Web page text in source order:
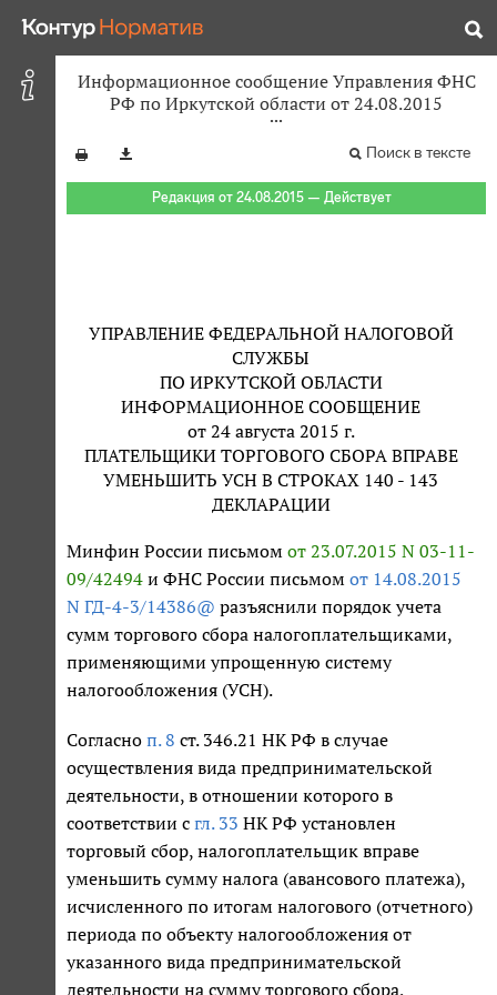
Информационное сообщение Управления ФНС
РФ по Иркутской области от 24.08.2015
Поиск в тексте
Редакция от 24.08.2015 — Действует
УПРАВЛЕНИЕ ФЕДЕРАЛЬНОЙ НАЛОГОВОЙ
СЛУЖБЫ
ПО ИРКУТСКОЙ ОБЛАСТИ
ИНФОРМАЦИОННОЕ СООБЩЕНИЕ
от 24 августа 2015 г.
ПЛАТЕЛЬЩИКИ ТОРГОВОГО СБОРА ВПРАВЕ
УМЕНЬШИТЬ УСН В СТРОКАХ 140 - 143
ДЕКЛАРАЦИИ
Минфин России письмом от 23.07.2015 N 03-11-
09/42494 и ФНС России письмом от 14.08.2015
N ГД-4-3/14386@ разъяснили порядок учета
сумм торгового сбора налогоплательщиками,
применяющими упрощенную систему
налогообложения (УСН).
Согласно п. 8 ст. 346.21 НК РФ в случае
осуществления вида предпринимательской
деятельности, в отношении которого в
соответствии с гл. 33 НК РФ установлен
торговый сбор, налогоплательщик вправе
уменьшить сумму налога (авансового платежа),
исчисленного по итогам налогового (отчетного)
периода по объекту налогообложения от
указанного вида предпринимательской
деятельности на сумму торгового сбора,